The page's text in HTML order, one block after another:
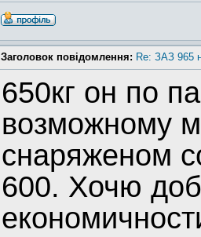
Заголовок повідомлення: Re: ЗАЗ 965
650кг он по
возможному
снаряженом
600. Хочю